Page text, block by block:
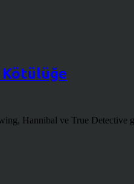
Kötülüğe
Hannibal ve True